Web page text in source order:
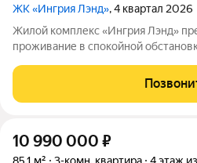
ЖК «Ингрия Лэнд», 4 квартал 2026
Жилой комплекс «Ингрия Лэнд»
проживание в спокойной обстановке вдали от
Здесь удаётся гармонично
городом с развитой
10 990 000 ₽